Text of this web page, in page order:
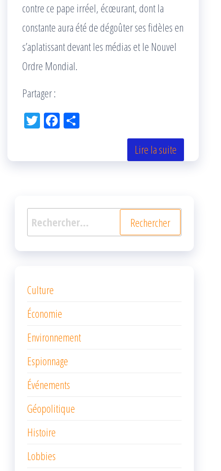
contre ce pape irréel, écœurant, dont la
constante aura été de dégoûter ses fidèles en
s’aplatissant devant les médias et le Nouvel
Ordre Mondial.
Partager :
Tw Fac
k r
Lire la suite
Rechercher :
Culture
Économie
Environnement
Espionnage
Événements
Géopolitique
Histoire
Lobbies